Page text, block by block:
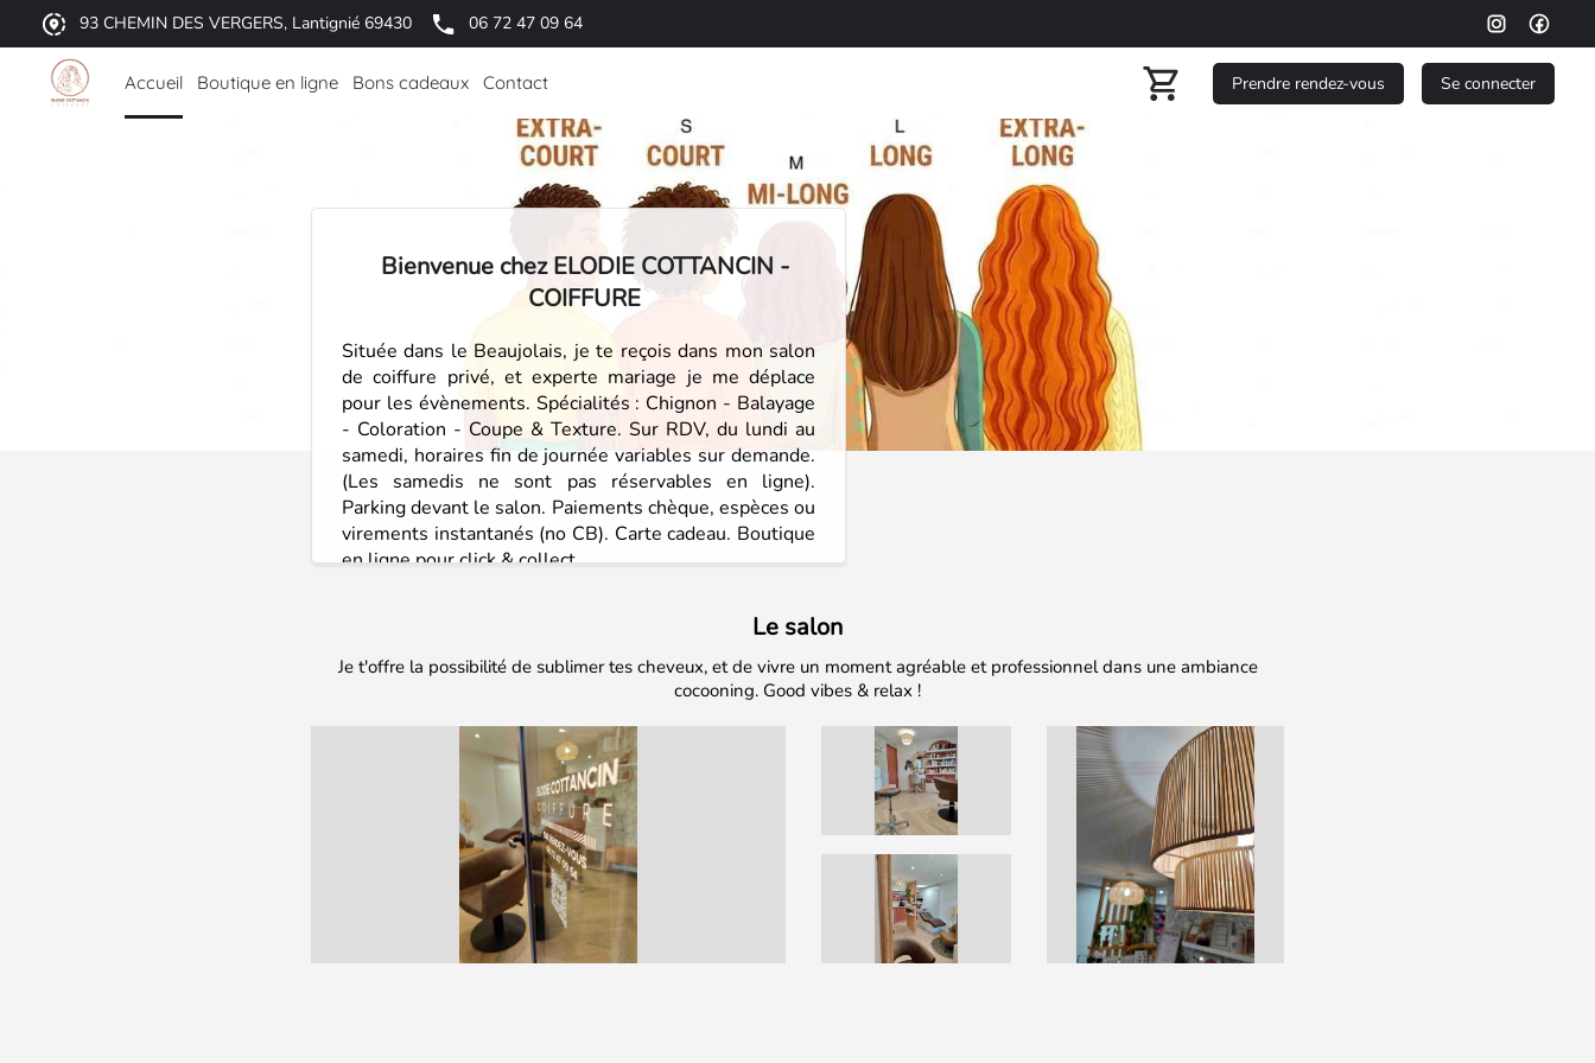
93 CHEMIN DES VERGERS, Lantignié 69430 06 72 47 09 64
Accueil Boutique en ligne Bons cadeaux Contact Prendre rendez-vous Se connecter
Bienvenue chez ELODIE COTTANCIN -
COIFFURE
Située dans le Beaujolais, je te reçois dans mon salon
de coiffure privé, et experte mariage je me déplace
pour les évènements. Spécialités : Chignon - Balayage
- Coloration - Coupe & Texture. Sur RDV, du lundi au
samedi, horaires fin de journée variables sur demande.
(Les samedis ne sont pas réservables en ligne).
Parking devant le salon. Paiements chèque, espèces ou
virements instantanés (no CB). Carte cadeau. Boutique
en ligne pour click & collect.
Le salon
Je t'offre la possibilité de sublimer tes cheveux, et de vivre un moment agréable et professionnel dans une ambiance
cocooning. Good vibes & relax !